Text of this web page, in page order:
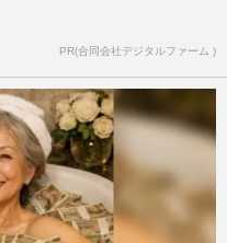
PR(合同会社デジタルファーム )